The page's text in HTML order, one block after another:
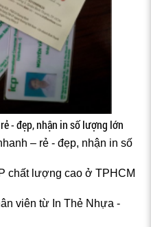
- đẹp, nhận in số lượng lớn
– rẻ - đẹp, nhận in số
chất lượng cao ở TPHCM
viên từ In Thẻ Nhựa -